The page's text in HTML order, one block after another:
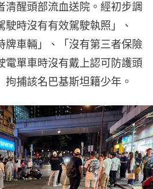
清醒頭部流血送院。經初步調
駛時沒有有效駕駛執照」、
牌車輛」、「沒有第三者保險
電單車時沒有戴上認可防護頭
捕該名巴基斯坦籍少年。